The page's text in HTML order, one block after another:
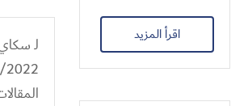
اقرأ المزيد لـ
|